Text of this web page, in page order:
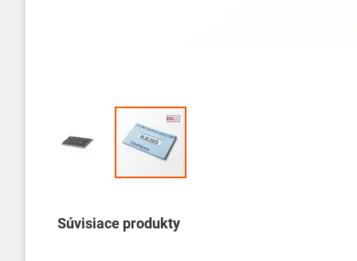
začiatok
Súvisiace produkty